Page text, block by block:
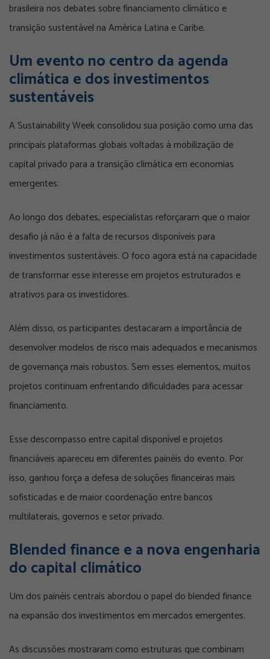
brasileira nos debates sobre financiamento climático e
transição sustentável na América Latina e Caribe.
Um evento no centro da agenda
climática e dos investimentos
sustentáveis
A Sustainability Week consolidou sua posição como uma das
principais plataformas globais voltadas à mobilização de
capital privado para a transição climática em economias
emergentes.
Ao longo dos debates, especialistas reforçaram que o maior
desafio já não é a falta de recursos disponíveis para
investimentos sustentáveis. O foco agora está na capacidade
de transformar esse interesse em projetos estruturados e
atrativos para os investidores.
Além disso, os participantes destacaram a importância de
desenvolver modelos de risco mais adequados e mecanismos
de governança mais robustos. Sem esses elementos, muitos
projetos continuam enfrentando dificuldades para acessar
financiamento.
Esse descompasso entre capital disponível e projetos
financiáveis apareceu em diferentes painéis do evento. Por
isso, ganhou força a defesa de soluções financeiras mais
sofisticadas e de maior coordenação entre bancos
multilaterais, governos e setor privado.
Blended finance e a nova engenharia
do capital climático
Um dos painéis centrais abordou o papel do blended finance
na expansão dos investimentos em mercados emergentes.
As discussões mostraram como estruturas que combinam